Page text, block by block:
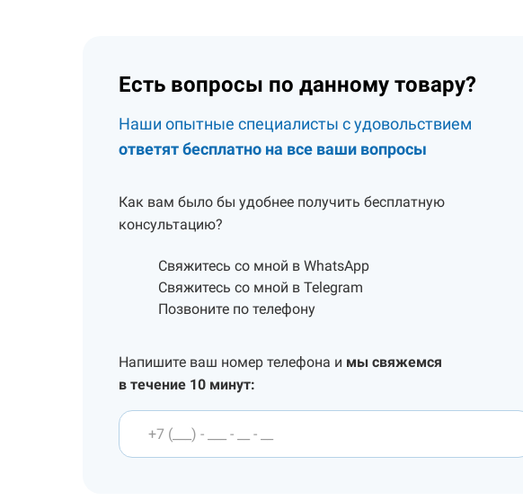
Есть вопросы по данному товару?
Наши опытные специалисты с удовольствием
ответят бесплатно на все ваши вопросы
Как вам было бы удобнее получить бесплатную
консультацию?
Свяжитесь со мной в WhatsApp
Свяжитесь со мной в Telegram
Позвоните по телефону
Напишите ваш номер телефона и мы свяжемся
в течение 10 минут: